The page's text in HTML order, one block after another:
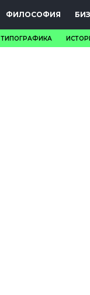
ФИЛОСОФИЯ
ТИПОГРАФИКА